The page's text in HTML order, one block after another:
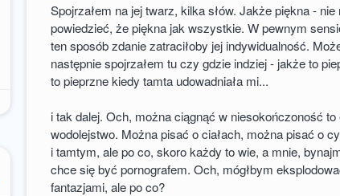
Spojrzałem na jej twarz, kilka słów. Jakże piękna - nie
powiedzieć, że piękna jak wszystkie. W pewnym
ten sposób zdanie zatraciłoby jej indywidualność.
następnie spojrzałem tu czy gdzie indziej - jakże to
to pieprzne kiedy tamta udowadniała mi...
i tak dalej. Och, można ciągnąć w niesokończoność
wodolejstwo. Można pisać o ciałach, można pisać o
i tamtym, ale po co, skoro każdy to wie, a mnie,
chce się być pornografem. Och, mógłbym
fantazjami, ale po co?